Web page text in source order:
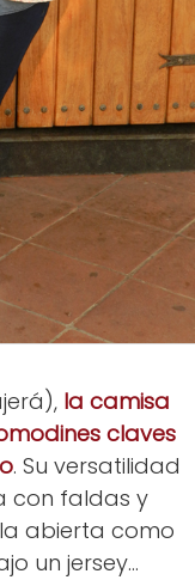
la camisa
claves
. Su versatilidad
con faldas y
abierta como
un jersey...